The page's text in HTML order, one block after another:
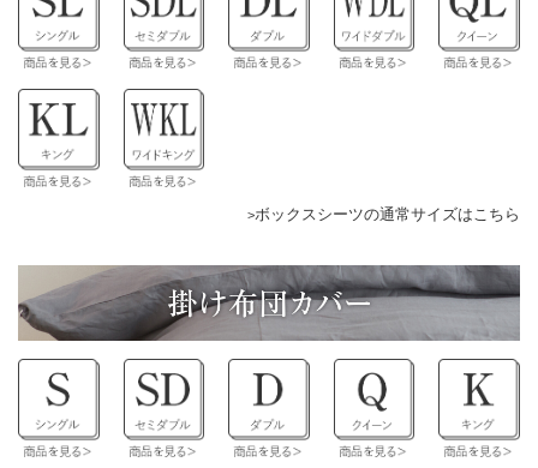
ボックスシーツの通常サイズはこちら